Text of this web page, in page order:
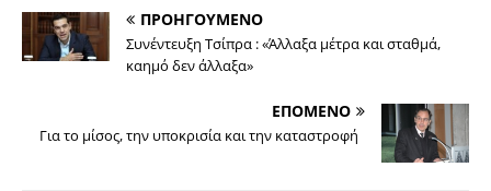
ΠΡΟΗΓΟΥΜΕΝΟ
Συνέντευξη Τσίπρα : «Άλλαξα μέτρα και σταθμά,
καημό δεν άλλαξα»
ΕΠΟΜΕΝΟ
Για το μίσος, την υποκρισία και την καταστροφή